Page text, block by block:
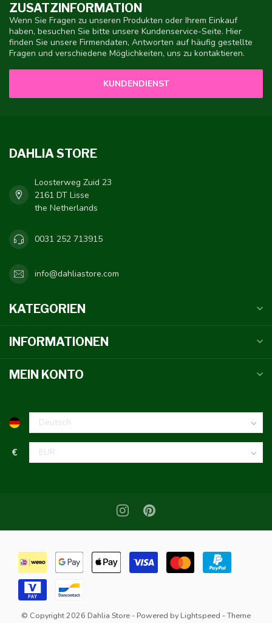
ZUSATZINFORMATION
Wenn Sie Fragen zu unseren Produkten oder Ihrem Einkauf
haben, besuchen Sie bitte unsere Kundenservice-Seite. Hier
finden Sie unsere Firmendaten, Antworten auf häufig gestellte
Fragen und verschiedene Möglichkeiten, uns zu kontaktieren.
KUNDENDIENST
DAHLIA STORE
Loosterweg Zuid 23
2161 DT Lisse
the Netherlands
0031 252 713915
info@dahliastore.com
KATEGORIEN
INFORMATIONEN
MEIN KONTO
€
© Copyright 2026 Dahlia Store - Powered by Lightspeed - Theme